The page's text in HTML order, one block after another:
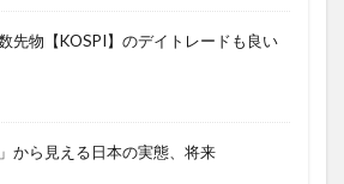
先物【KOSPI】のデイトレードも良い
から見える日本の実態、将来